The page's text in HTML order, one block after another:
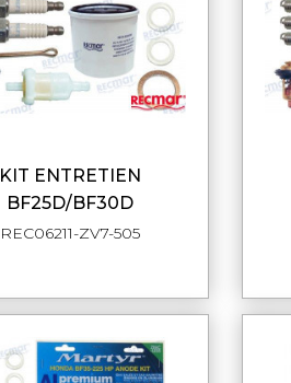
APERÇU RAPIDE
KIT ENTRETIEN
BF25D/BF30D
REC06211-ZV7-505